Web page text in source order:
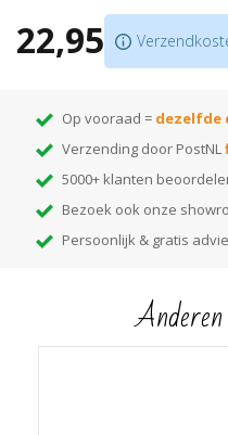
Perfecte verzorging en
Geeft een halfmatte glans
Gebruik i.c.m. de Kärcher
22,95
Op vooraad = dezelfde
Verzending door PostNL
5000+ klanten
Bezoek ook onze
Persoonlijk & gratis